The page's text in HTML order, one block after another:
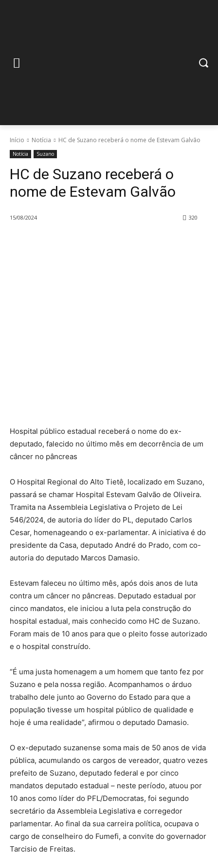
Início Notícia HC de Suzano receberá o nome de Estevam Galvão
Notícia Suzano
HC de Suzano receberá o
nome de Estevam Galvão
15/08/2024 320
Hospital público estadual receberá o nome do ex-
deputado, falecido no último mês em decorrência de um
câncer no pâncreas
O Hospital Regional do Alto Tietê, localizado em Suzano,
passará se chamar Hospital Estevam Galvão de Oliveira.
Tramita na Assembleia Legislativa o Projeto de Lei
546/2024, de autoria do líder do PL, deputado Carlos
Cesar, homenageando o ex-parlamentar. A iniciativa é do
presidente da Casa, deputado André do Prado, com co-
autoria do deputado Marcos Damasio.
Estevam faleceu no último mês, após dois anos de luta
contra um câncer no pâncreas. Deputado estadual por
cinco mandatos, ele iniciou a luta pela construção do
hospital estadual, mais conhecido como HC de Suzano.
Foram mais de 10 anos para que o pleito fosse autorizado
e o hospital construído.
“É uma justa homenagem a um homem que tanto fez por
Suzano e pela nossa região. Acompanhamos o árduo
trabalho dele junto ao Governo do Estado para que a
população tivesse um hospital público de qualidade e
hoje é uma realidade”, afirmou o deputado Damasio.
O ex-deputado suzanense soma mais de 50 anos de vida
pública, acumulando os cargos de vereador, quatro vezes
prefeito de Suzano, deputado federal e por cinco
mandatos deputado estadual – neste período, atuou por
10 anos como líder do PFL/Democratas, foi segundo
secretário da Assembleia Legislativa e corregedor
parlamentar. Ao final da sua carreira política, ocupava o
cargo de conselheiro do Fumefi, a convite do governador
Tarcisio de Freitas.